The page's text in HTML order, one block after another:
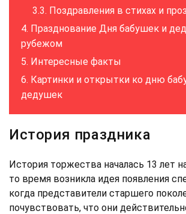
Поздравления в стихах и
Празднование Дня бабушек и
рубежом
Интересные факты
Картинки и открытки ко дню
дедушек
История праздника
История торжества началась 13 лет
то время возникла идея появления
когда представители старшего
почувствовать, что они